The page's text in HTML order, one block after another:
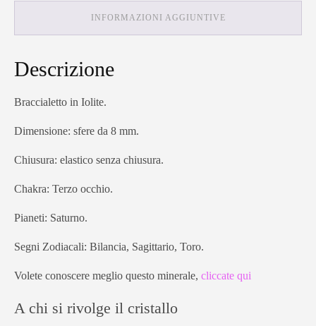
INFORMAZIONI AGGIUNTIVE
Descrizione
Braccialetto in Iolite.
Dimensione: sfere da 8 mm.
Chiusura: elastico senza chiusura.
Chakra: Terzo occhio.
Pianeti: Saturno.
Segni Zodiacali: Bilancia, Sagittario, Toro.
Volete conoscere meglio questo minerale, cliccate qui
A chi si rivolge il cristallo